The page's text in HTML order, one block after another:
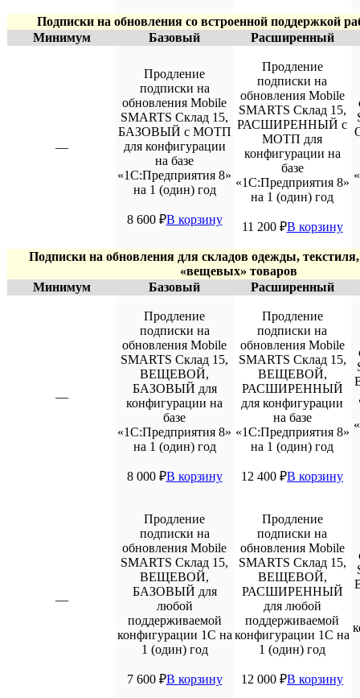
Подписки на обновления со встроенной поддержкой
Минимум
Базовый Расширенный
—
Продление
подписки на
обновления Mobile
SMARTS Склад 15,
БАЗОВЫЙ с МОТП
для конфигурации
на базе
«1С:Предприятия 8»
на 1 (один) год
8 600 ₽В корзину
Продление
подписки на
обновления Mobile
SMARTS Склад 15,
РАСШИРЕННЫЙ с
МОТП для
конфигурации на
базе
«1С:Предприятия 8»
на 1 (один) год
11 200 ₽В корзину
Подписки на обновления для складов одежды,
«вещевых» товаров
Минимум
Базовый Расширенный
—
Продление
подписки на
обновления Mobile
SMARTS Склад 15,
ВЕЩЕВОЙ,
БАЗОВЫЙ для
конфигурации на
базе
«1С:Предприятия 8»
на 1 (один) год
8 000 ₽В корзину
Продление
подписки на
обновления Mobile
SMARTS Склад 15,
ВЕЩЕВОЙ,
РАСШИРЕННЫЙ
для конфигурации
на базе
«1С:Предприятия 8»
на 1 (один) год
12 400 ₽В корзину
—
Продление
подписки на
обновления Mobile
SMARTS Склад 15,
ВЕЩЕВОЙ,
БАЗОВЫЙ для
любой
поддерживаемой
конфигурации 1С на
1 (один) год
7 600 ₽В корзину
Продление
подписки на
обновления Mobile
SMARTS Склад 15,
ВЕЩЕВОЙ,
РАСШИРЕННЫЙ
для любой
поддерживаемой
конфигурации 1С на
1 (один) год
12 000 ₽В корзину